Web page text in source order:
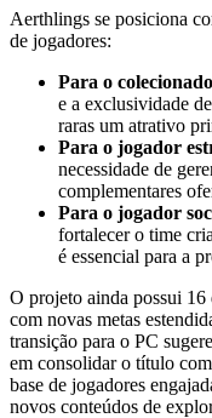
Aerthlings se posiciona
de jogadores:
Para o
e a exclusividade
raras um atrativo
Para o jogador
necessidade de
complementares
Para o jogador
fortalecer o time
é essencial para a
O projeto ainda possui 16
com novas metas
transição para o PC
em consolidar o título
base de jogadores
novos conteúdos de